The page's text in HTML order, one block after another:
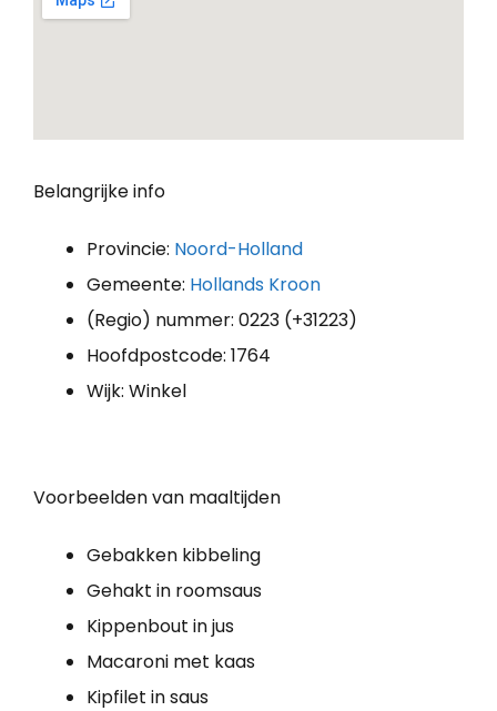
Belangrijke info
Provincie: Noord-Holland
Gemeente: Hollands Kroon
(Regio) nummer: 0223 (+31223)
Hoofdpostcode: 1764
Wijk: Winkel
Voorbeelden van maaltijden
Gebakken kibbeling
Gehakt in roomsaus
Kippenbout in jus
Macaroni met kaas
Kipfilet in saus